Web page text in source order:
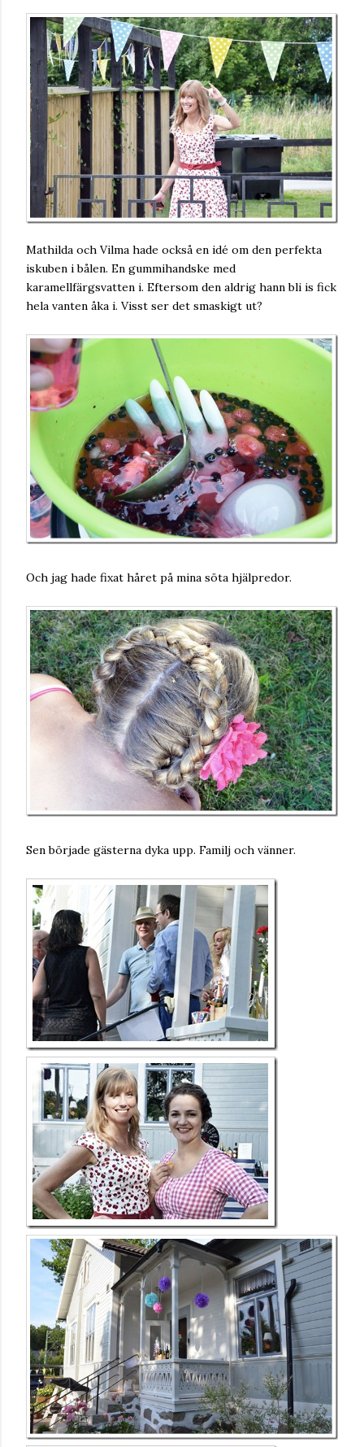
Mathilda och Vilma hade också en idé om den perfekta
iskuben i bålen. En gummihandske med
karamellfärgsvatten i. Eftersom den aldrig hann bli is fick
hela vanten åka i. Visst ser det smaskigt ut?
Och jag hade fixat håret på mina söta hjälpredor.
Sen började gästerna dyka upp. Familj och vänner.